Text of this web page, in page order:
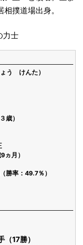
撲道場出身。
力士
う けんた）
歳）
9ヵ月）
勝率：49.7％）
17勝）